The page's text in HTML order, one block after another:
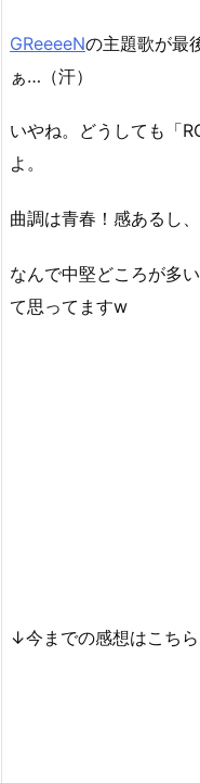
GReeeeNの主題歌が最
ぁ…（汗）
いやね。どうしても「
よ。
曲調は青春！感あるし
なんで中堅どころが多
て思ってますw
↓今までの感想はこち